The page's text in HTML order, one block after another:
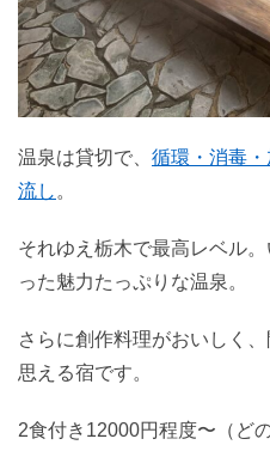
温泉は貸切で、 循環・消毒
流し 。
それゆえ栃木で最高レベル
った魅力たっぷりな温泉。
さらに創作料理がおいしく
思える宿です。
2食付き12000円程度〜（ど